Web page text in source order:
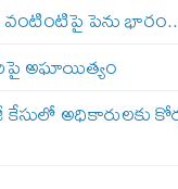
పెను భారం..
అఘాయిత్యం
అధికారులకు